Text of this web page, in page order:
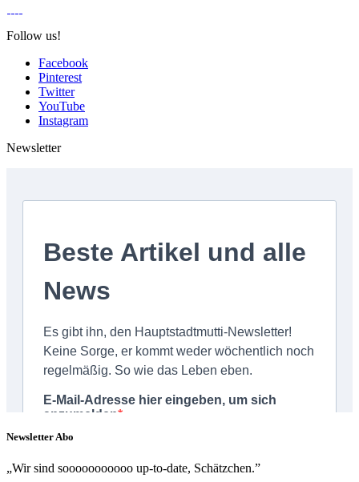
Follow us!
Facebook
Pinterest
Twitter
YouTube
Instagram
Newsletter
Newsletter Abo
„Wir sind sooooooooooo up-to-date, Schätzchen.”